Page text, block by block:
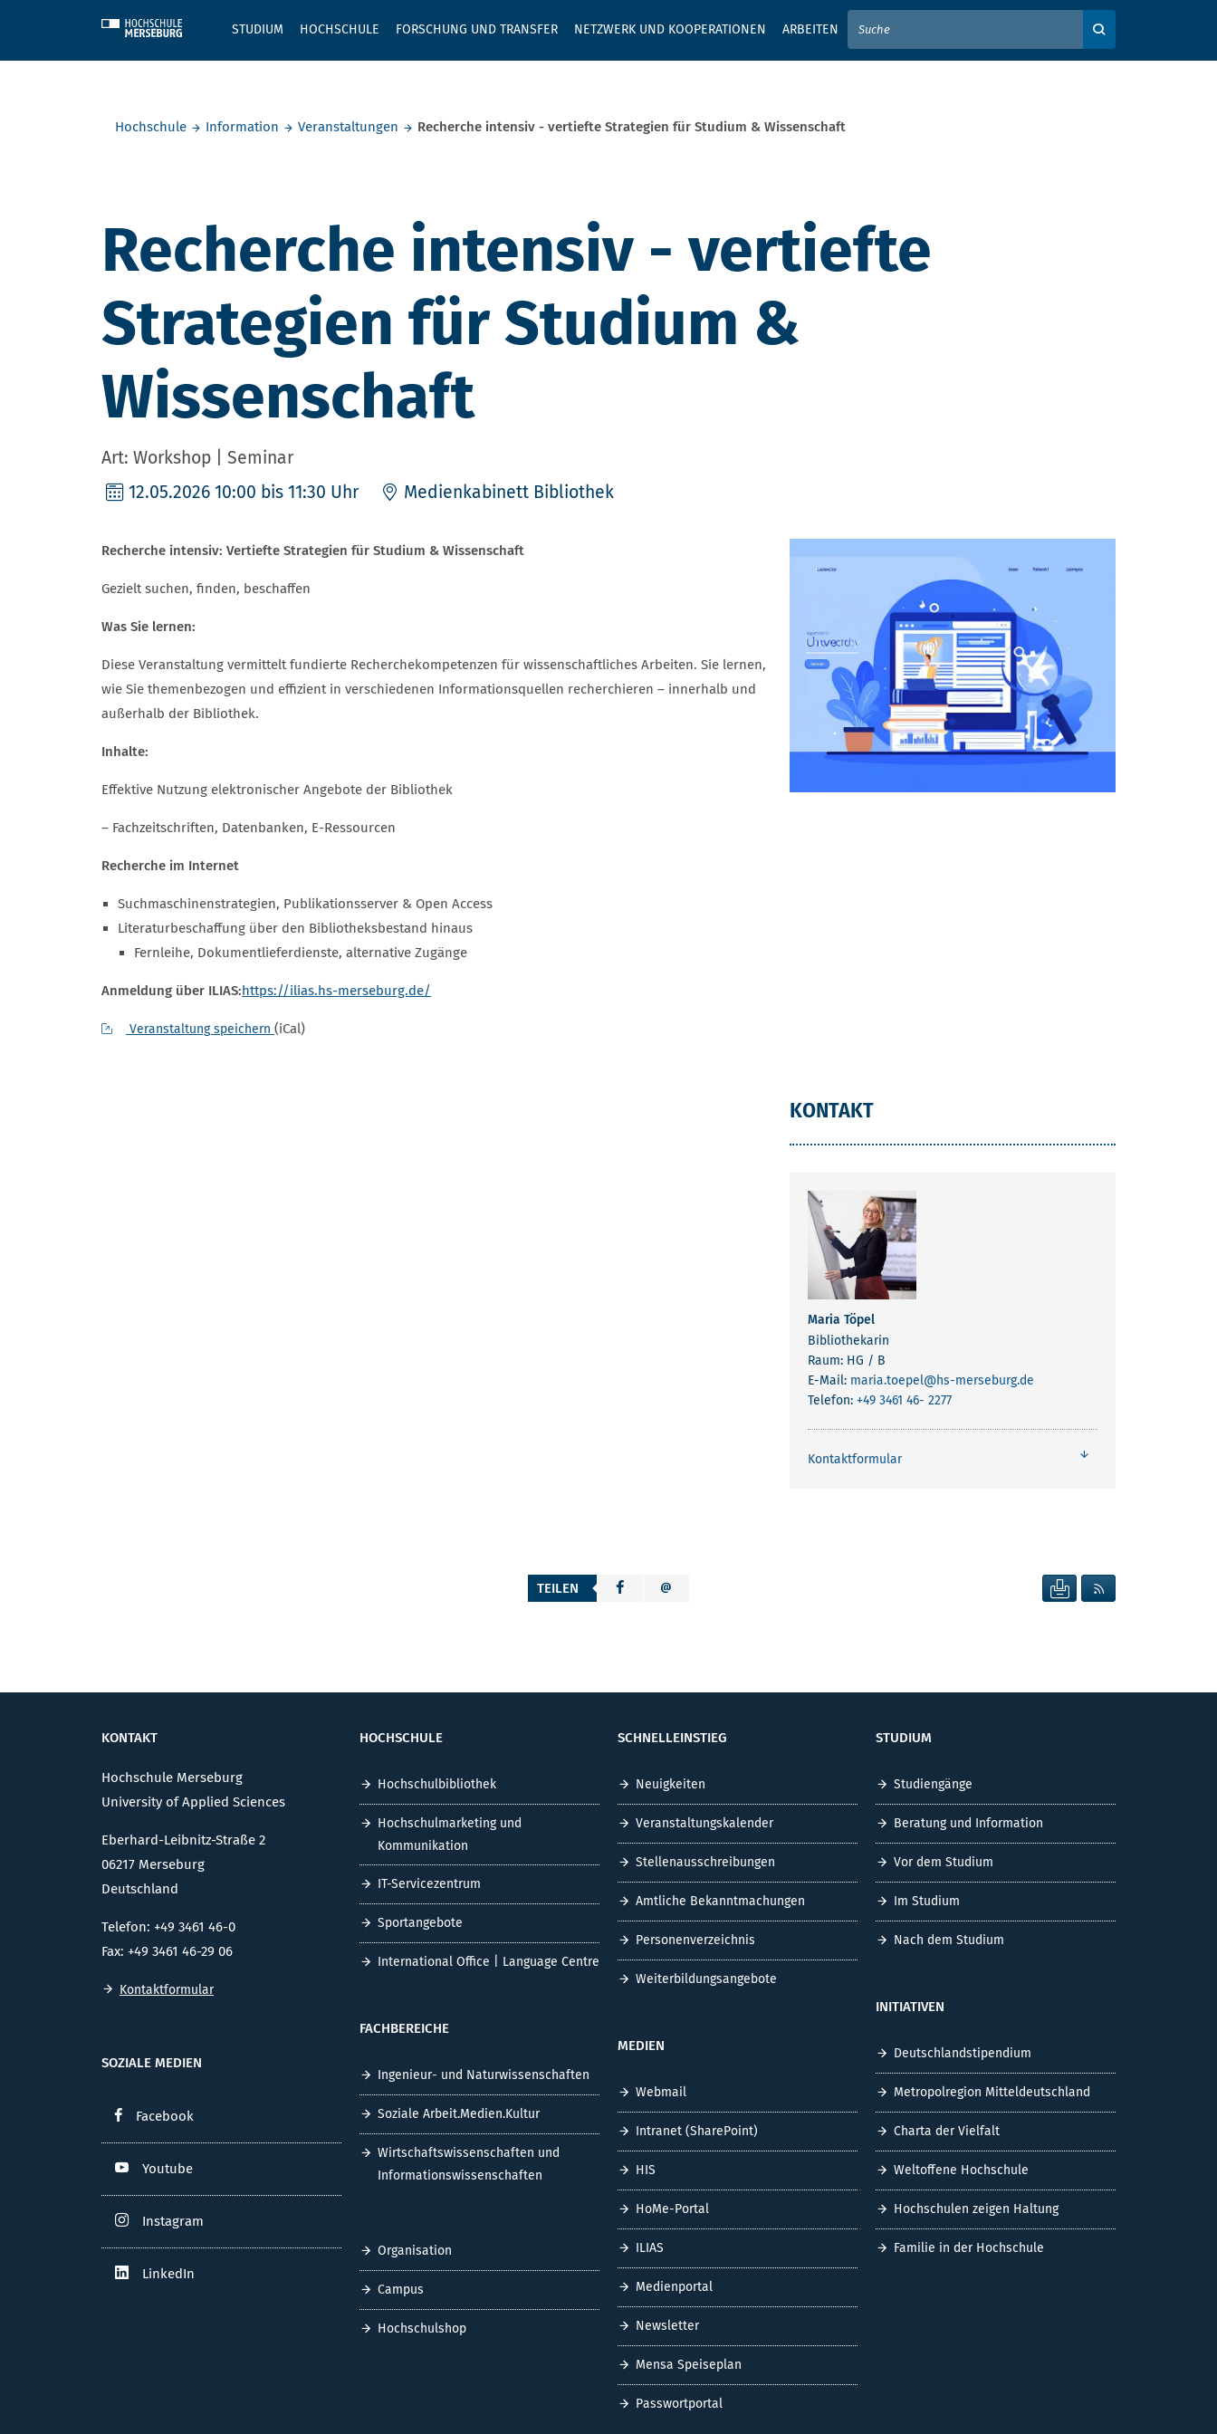
STUDIUM HOCHSCHULE FORSCHUNG UND TRANSFER NETZWERK UND KOOPERATIONEN ARBEITEN
GEBEN SIE HIER IHREN SUCHBEGRIFF EIN
Hochschule
Information Veranstaltungen Recherche intensiv - vertiefte Strategien für Studium & Wissenschaft
Recherche intensiv - vertiefte
Strategien für Studium &
Wissenschaft
Art: Workshop | Seminar
12.05.2026 10:00 bis 11:30 Uhr Medienkabinett Bibliothek
Recherche intensiv: Vertiefte Strategien für Studium & Wissenschaft
Gezielt suchen, finden, beschaffen
Was Sie lernen:
Diese Veranstaltung vermittelt fundierte Recherchekompetenzen für wissenschaftliches Arbeiten. Sie lernen,
wie Sie themenbezogen und effizient in verschiedenen Informationsquellen recherchieren – innerhalb und
außerhalb der Bibliothek.
Inhalte:
Effektive Nutzung elektronischer Angebote der Bibliothek
– Fachzeitschriften, Datenbanken, E-Ressourcen
Recherche im Internet
Suchmaschinenstrategien, Publikationsserver & Open Access
Literaturbeschaffung über den Bibliotheksbestand hinaus
Fernleihe, Dokumentlieferdienste, alternative Zugänge
Anmeldung über ILIAS:https://ilias.hs-merseburg.de/
Veranstaltung speichern (iCal)
KONTAKT
Maria Töpel
Bibliothekarin
Raum: HG / B
E-Mail: maria.toepel@hs-merseburg.de
Telefon: +49 3461 46- 2277
Kontaktformular
TEILEN SEITE DRUCKEN
KONTAKT
Hochschule Merseburg
University of Applied Sciences
Eberhard-Leibnitz-Straße 2
06217 Merseburg
Deutschland
Telefon: +49 3461 46-0
Fax: +49 3461 46-29 06
Kontaktformular
SOZIALE MEDIEN
Facebook
Youtube
Instagram
LinkedIn
HOCHSCHULE
Hochschulbibliothek
Hochschulmarketing und
Kommunikation
IT-Servicezentrum
Sportangebote
International Office | Language Centre
FACHBEREICHE
Ingenieur- und Naturwissenschaften
Soziale Arbeit.Medien.Kultur
Wirtschaftswissenschaften und
Informationswissenschaften
Organisation
Campus
Hochschulshop
SCHNELLEINSTIEG
Neuigkeiten
Veranstaltungskalender
Stellenausschreibungen
Amtliche Bekanntmachungen
Personenverzeichnis
Weiterbildungsangebote
MEDIEN
Webmail
Intranet (SharePoint)
HIS
HoMe-Portal
ILIAS
Medienportal
Newsletter
Mensa Speiseplan
Passwortportal
STUDIUM
Studiengänge
Beratung und Information
Vor dem Studium
Im Studium
Nach dem Studium
INITIATIVEN
Deutschlandstipendium
Metropolregion Mitteldeutschland
Charta der Vielfalt
Weltoffene Hochschule
Hochschulen zeigen Haltung
Familie in der Hochschule